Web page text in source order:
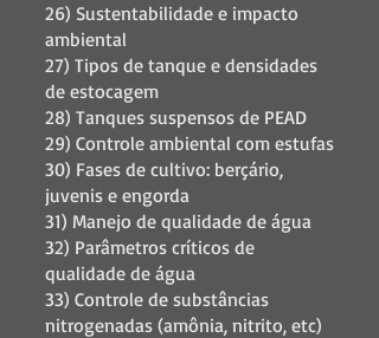
26) Sustentabilidade e impacto
ambiental
27) Tipos de tanque e densidades
de estocagem
28) Tanques suspensos de PEAD
29) Controle ambiental com estufas
30) Fases de cultivo: berçário,
juvenis e engorda
31) Manejo de qualidade de água
32) Parâmetros críticos de
qualidade de água
33) Controle de substâncias
nitrogenadas (amônia, nitrito, etc)